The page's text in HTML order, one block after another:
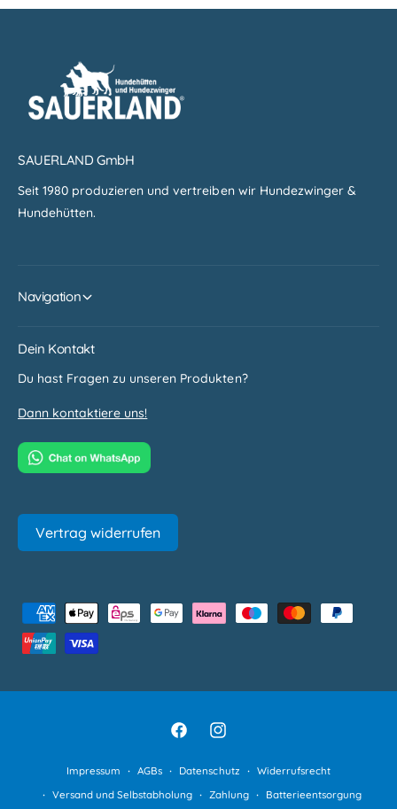
SAUERLAND GmbH
Seit 1980 produzieren und vertreiben wir Hundezwinger &
Hundehütten.
Navigation
Dein Kontakt
Du hast Fragen zu unseren Produkten?
Dann kontaktiere uns!
Vertrag widerrufen
a
Impressum AGBs Datenschutz
Widerrufsrecht
Versand und Selbstabholung
Zahlung Batterieentsorgung
F
c
I
s